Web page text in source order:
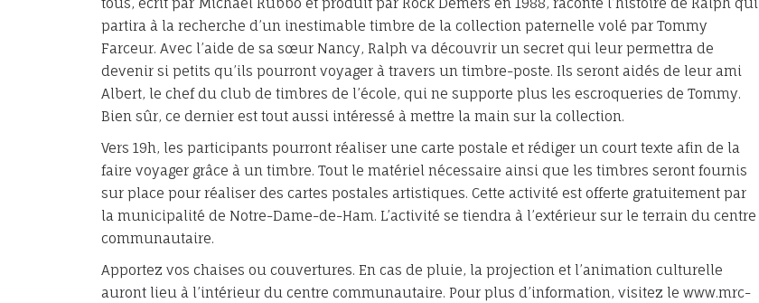
partira à la recherche d’un inestimable timbre de la collection paternelle volé par Tommy
Farceur. Avec l’aide de sa sœur Nancy, Ralph va découvrir un secret qui leur permettra de
devenir si petits qu’ils pourront voyager à travers un timbre-poste. Ils seront aidés de leur ami
Albert, le chef du club de timbres de l’école, qui ne supporte plus les escroqueries de Tommy.
Bien sûr, ce dernier est tout aussi intéressé à mettre la main sur la collection.
Vers 19h, les participants pourront réaliser une carte postale et rédiger un court texte afin de la
faire voyager grâce à un timbre. Tout le matériel nécessaire ainsi que les timbres seront fournis
sur place pour réaliser des cartes postales artistiques. Cette activité est offerte gratuitement par
la municipalité de Notre-Dame-de-Ham. L’activité se tiendra à l’extérieur sur le terrain du centre
communautaire.
Apportez vos chaises ou couvertures. En cas de pluie, la projection et l’animation culturelle
auront lieu à l’intérieur du centre communautaire. Pour plus d’information, visitez le www.mrc-